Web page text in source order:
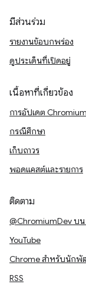
มีส่วนร่วม
รายงานข้อบกพร่อง
ดูประเด็นที่เปิดอยู่
เนื้อหาที่เกี่ยวข้อง
การอัปเดต Chromium
กรณีศึกษา
เก็บถาวร
พอดแคสต์และรายการ
ติดตาม
@ChromiumDev บน
YouTube
Chrome สำหรับนักพั
RSS